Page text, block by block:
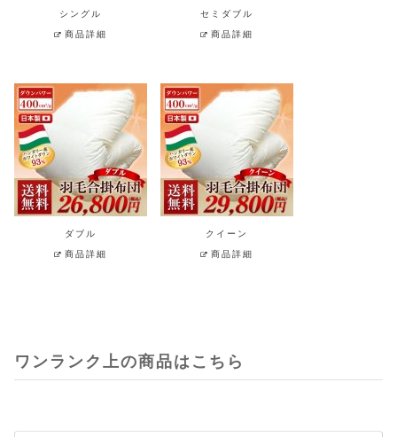
シングル
商品詳細
セミダブル
商品詳細
ダブル
商品詳細
クイーン
商品詳細
ワンランク上の商品はこちら